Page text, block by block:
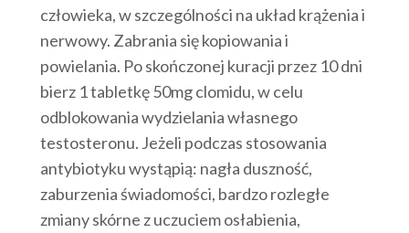
człowieka, w szczególności na układ krążenia i
nerwowy. Zabrania się kopiowania i
powielania. Po skończonej kuracji przez 10 dni
bierz 1 tabletkę 50mg clomidu, w celu
odblokowania wydzielania własnego
testosteronu. Jeżeli podczas stosowania
antybiotyku wystąpią: nagła duszność,
zaburzenia świadomości, bardzo rozległe
zmiany skórne z uczuciem osłabienia,